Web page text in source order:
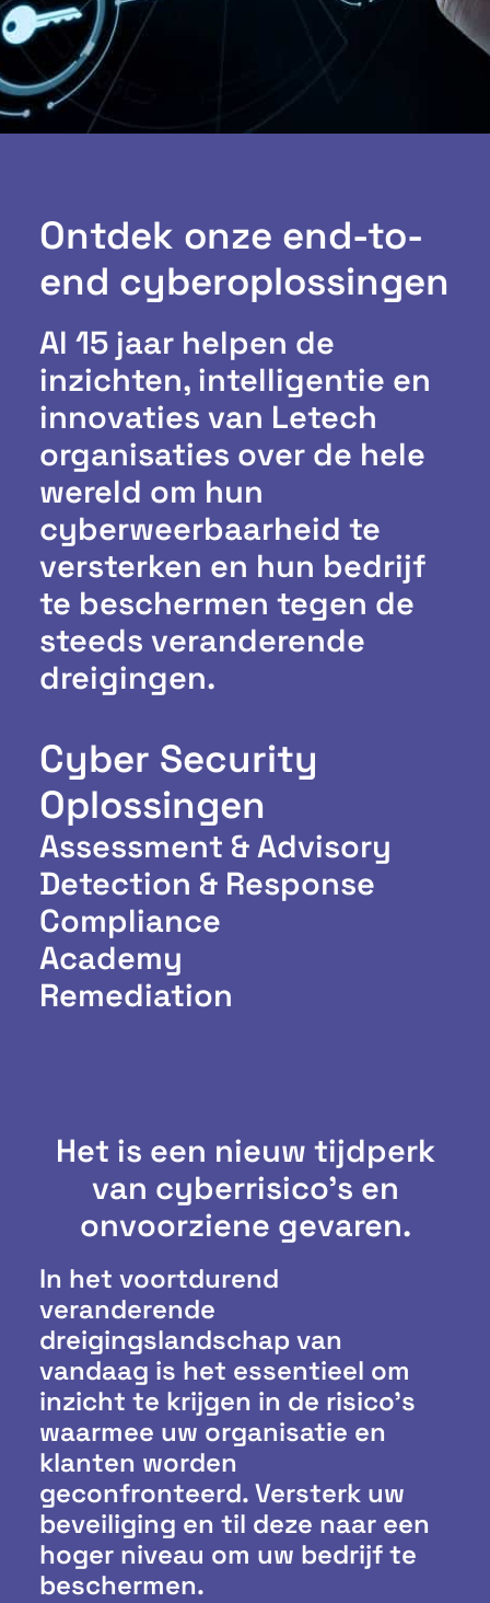
Cyber Security
Oplossingen
Assessment & Advisory
Detection & Response
Compliance
Academy
Remediation
Ontdek onze end-to-
end cyberoplossingen
Al 15 jaar helpen de
inzichten, intelligentie en
innovaties van Letech
organisaties over de hele
wereld om hun
cyberweerbaarheid te
versterken en hun bedrijf
te beschermen tegen de
steeds veranderende
dreigingen.
Het is een nieuw tijdperk
van cyberrisico's en
onvoorziene gevaren.
In het voortdurend
veranderende
dreigingslandschap van
vandaag is het essentieel om
inzicht te krijgen in de risico’s
waarmee uw organisatie en
klanten worden
geconfronteerd. Versterk uw
beveiliging en til deze naar een
hoger niveau om uw bedrijf te
beschermen.